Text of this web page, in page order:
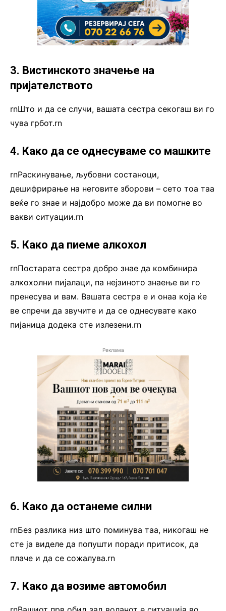
3. Вистинското значење на
пријателството
rnШто и да се случи, вашата сестра секогаш ви го
чува грбот.rn
4. Како да се однесуваме со машките
rnРаскинување, љубовни состаноци,
дешифрирање на неговите зборови – сето тоа таа
веќе го знае и најдобро може да ви помогне во
вакви ситуации.rn
5. Како да пиеме алкохол
rnПостарата сестра добро знае да комбинира
алкохолни пијалаци, па нејзиното знаење ви го
пренесува и вам. Вашата сестра е и онаа која ќе
ве спречи да звучите и да се однесувате како
пијаница додека сте излезени.rn
Реклама
6. Како да останеме силни
rnБез разлика низ што поминува таа, никогаш не
сте ја виделе да попушти поради притисок, да
плаче и да се сожалува.rn
7. Како да возиме автомобил